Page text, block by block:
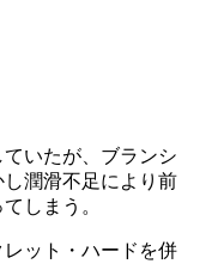
いたが、ブランシ
潤滑不足により前
しまう。
ット・ハードを併